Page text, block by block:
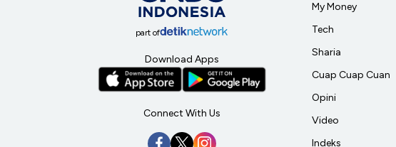
part of
Download Apps
Connect With Us
My Money
Tech
Sharia
Cuap Cuap Cuan
Opini
Video
Indeks